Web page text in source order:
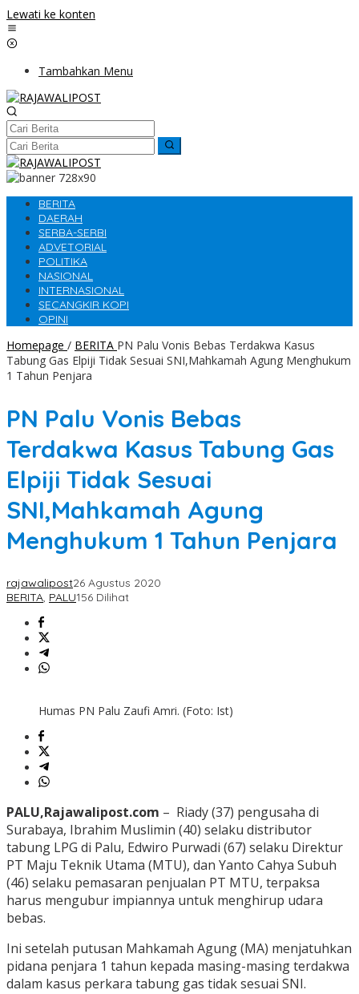
Lewati ke konten
Tambahkan Menu
BERITA
DAERAH
SERBA-SERBI
ADVETORIAL
POLITIKA
NASIONAL
INTERNASIONAL
SECANGKIR KOPI
OPINI
Homepage / BERITA PN Palu Vonis Bebas Terdakwa Kasus
Tabung Gas Elpiji Tidak Sesuai SNI,Mahkamah Agung Menghukum
1 Tahun Penjara
PN Palu Vonis Bebas
Terdakwa Kasus Tabung Gas
Elpiji Tidak Sesuai
SNI,Mahkamah Agung
Menghukum 1 Tahun Penjara
rajawalipost26 Agustus 2020
BERITA, PALU156 Dilihat
Humas PN Palu Zaufi Amri. (Foto: Ist)
PALU,Rajawalipost.com – Riady (37) pengusaha di
Surabaya, Ibrahim Muslimin (40) selaku distributor
tabung LPG di Palu, Edwiro Purwadi (67) selaku Direktur
PT Maju Teknik Utama (MTU), dan Yanto Cahya Subuh
(46) selaku pemasaran penjualan PT MTU, terpaksa
harus mengubur impiannya untuk menghirup udara
bebas.
Ini setelah putusan Mahkamah Agung (MA) menjatuhkan
pidana penjara 1 tahun kepada masing-masing terdakwa
dalam kasus perkara tabung gas tidak sesuai SNI.